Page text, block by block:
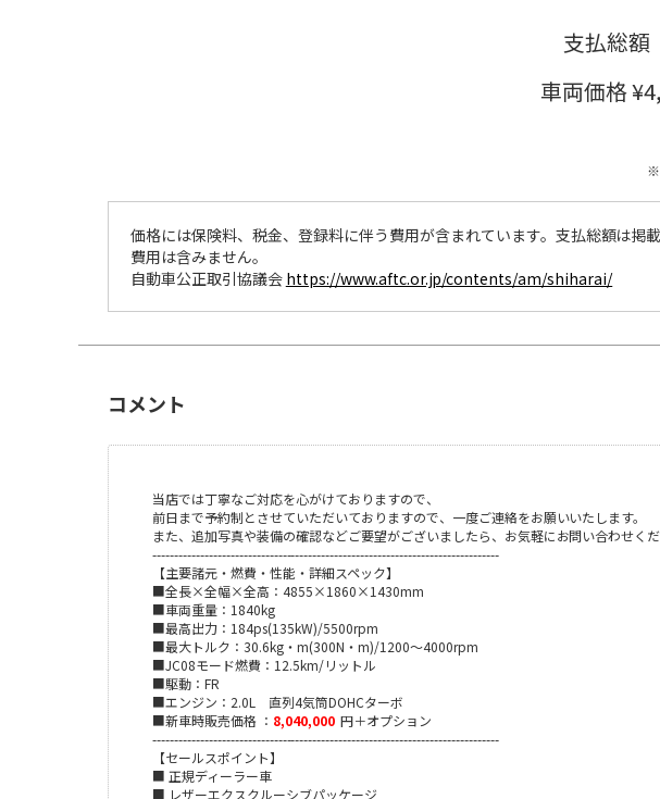
支払総額
車両価格
※
価格には保険料、税金、登録料に伴う費用が含まれています。支払総額は
費用は含みません。
自動車公正取引協議会 https://www.aftc.or.jp/contents/am/shiharai/
コメント
当店では丁寧なご対応を心がけておりますので、
前日まで予約制とさせていただいておりますので、一度ご連絡をお願いいたします。
また、追加写真や装備の確認などご要望がございましたら、お気軽にお問い合わせくだ
--------------------------------------------------------------------------------
【主要諸元・燃費・性能・詳細スペック】
■全長×全幅×全高： 4855×1860×1430mm
■車両重量： 1840kg
■最高出力： 184ps(135kW)/5500rpm
■最大トルク： 30.6kg・m(300N・m)/1200～4000rpm
■JC08モード燃費： 12.5km/リットル
■駆動：FR
■エンジン：2.0L 直列4気筒DOHCターボ
■新車時販売価格 ： 8,040,000 円＋オプション
--------------------------------------------------------------------------------
【セールスポイント】
■ 正規ディーラー車
■ レザーエクスクルーシブパッケージ